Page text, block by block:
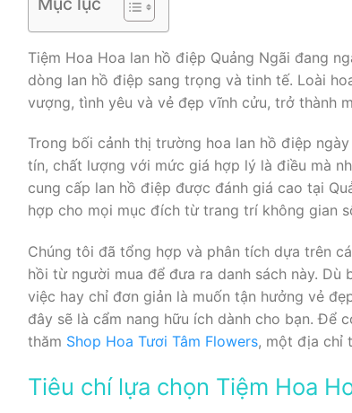
Tiệm Hoa Hoa lan hồ điệp Quảng Ngãi đang
dòng lan hồ điệp sang trọng và tinh tế. Loài
vượng, tình yêu và vẻ đẹp vĩnh cửu, trở thành
Trong bối cảnh thị trường hoa lan hồ điệp
tín, chất lượng với mức giá hợp lý là điều mà
cung cấp lan hồ điệp được đánh giá cao tại
hợp cho mọi mục đích từ trang trí không gian
Chúng tôi đã tổng hợp và phân tích dựa trên
hồi từ người mua để đưa ra danh sách này.
việc hay chỉ đơn giản là muốn tận hưởng vẻ
đây sẽ là cẩm nang hữu ích dành cho bạn. Để
thăm Shop Hoa Tươi Tâm Flowers, một địa chỉ
Tiêu chí lựa chọn Tiệm Hoa